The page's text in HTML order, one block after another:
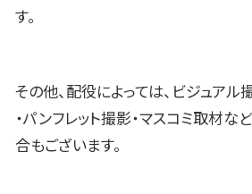
す。
その他、配役によっては、ビジュアル
・パンフレット撮影・マスコミ取材
合もございます。